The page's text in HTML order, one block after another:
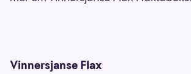
Vinnersjanse Flax